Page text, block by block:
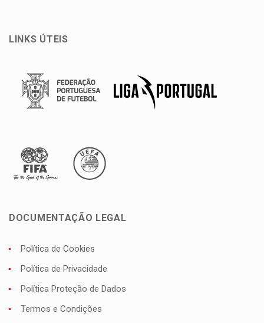
LINKS ÚTEIS
DOCUMENTAÇÃO LEGAL
Política de Cookies
Política de Privacidade
Política Proteção de Dados
Termos e Condições